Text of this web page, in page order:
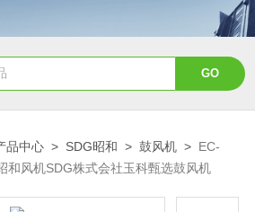
品中心 > SDG昭和 >鼓风机 > EC-
和风机SDG株式会社玉科甄选鼓风机